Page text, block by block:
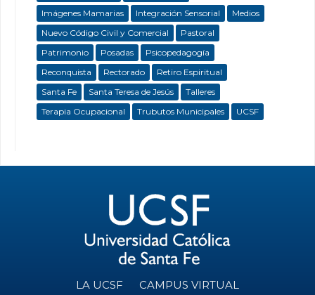
Imágenes Mamarias
Integración Sensorial
Medios
Nuevo Código Civil y Comercial
Pastoral
Patrimonio
Posadas
Psicopedagogía
Reconquista
Rectorado
Retiro Espiritual
Santa Fe
Santa Teresa de Jesús
Talleres
Terapia Ocupacional
Trubutos Municipales UCSF
LA UCSF CAMPUS VIRTUAL